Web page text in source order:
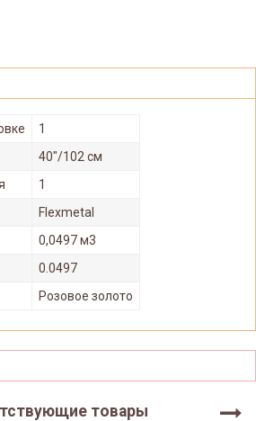
1
40"/102 см
1
Flexmetal
0,0497 м3
0.0497
Розовое золото
товары